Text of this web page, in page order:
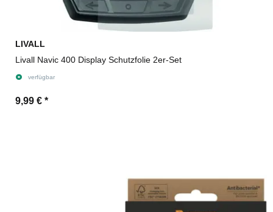
LIVALL
Livall Navic 400 Display Schutzfolie 2er-Set
verfügbar
9,99 € *